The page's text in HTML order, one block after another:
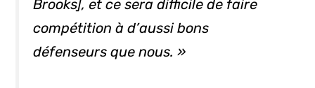
Brooks], et ce sera difficile de faire
compétition à d’aussi bons
défenseurs que nous. »